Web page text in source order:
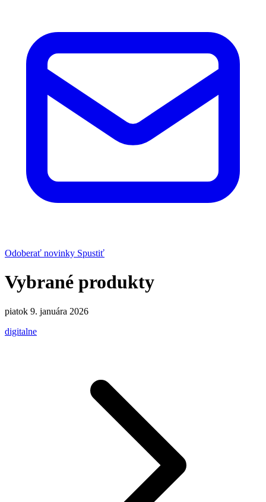
Odoberať novinky Spustiť
Vybrané produkty
piatok 9. januára 2026
digitalne